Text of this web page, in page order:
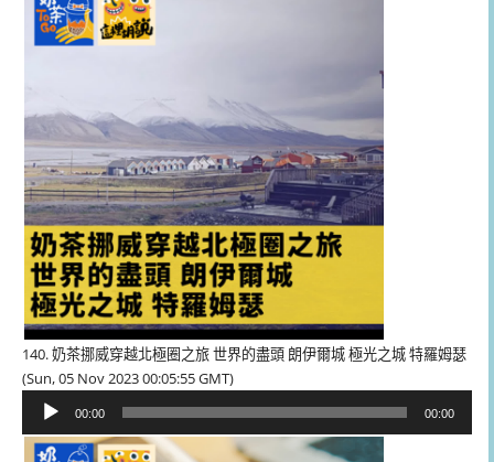
器
140. 奶茶挪威穿越北極圈之旅 世界的盡頭 朗伊爾城 極光之城 特羅姆瑟
(Sun, 05 Nov 2023 00:05:55 GMT)
播
00:00 00:00